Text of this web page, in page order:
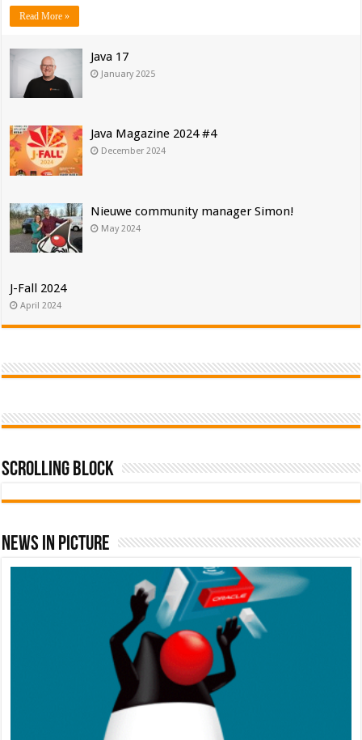
Read More »
Java 17
January 2025
Java Magazine 2024 #4
December 2024
Nieuwe community manager Simon!
May 2024
J-Fall 2024
April 2024
Scrolling Block
News In Picture